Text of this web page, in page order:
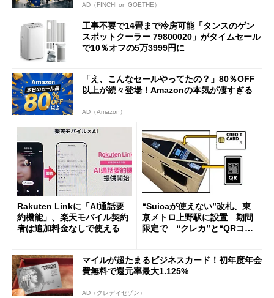
AD（FINCHI on GOETHE）
工事不要で14畳まで冷房可能「タンスのゲン
スポットクーラー 79800020」がタイムセール
で10％オフの5万3999円に
「え、こんなセールやってたの？」80％OFF
以上が続々登場！Amazonの本気が凄すぎる
AD（Amazon）
Rakuten Linkに「AI通話要
約機能」、楽天モバイル契約
者は追加料金なしで使える
“Suicaが使えない”改札、東
京メトロ上野駅に設置 期間
限定で “クレカ”と“QRコー
マイルが超たまるビジネスカード！初年度年会
費無料で還元率最大1.125%
AD（クレディセゾン）